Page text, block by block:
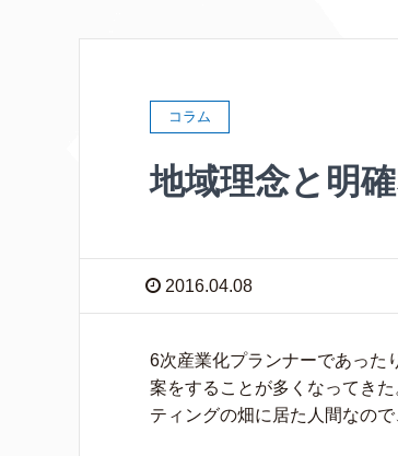
コラム
地域理念と明
2016.04.08
6次産業化プランナーであった
案をすることが多くなってき
ティングの畑に居た人間なの